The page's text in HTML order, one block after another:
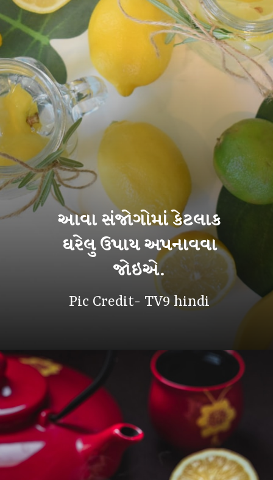
આવા સંજોગોમાં કેટલાક
ઘરેલુ ઉપાય અપનાવવા
જોઇએ.
Pic Credit- TV9 hindi